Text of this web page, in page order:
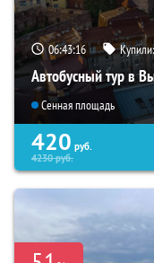
06:43:15
Автобусный тур в
Сенная площадь
420 руб.
4230руб.